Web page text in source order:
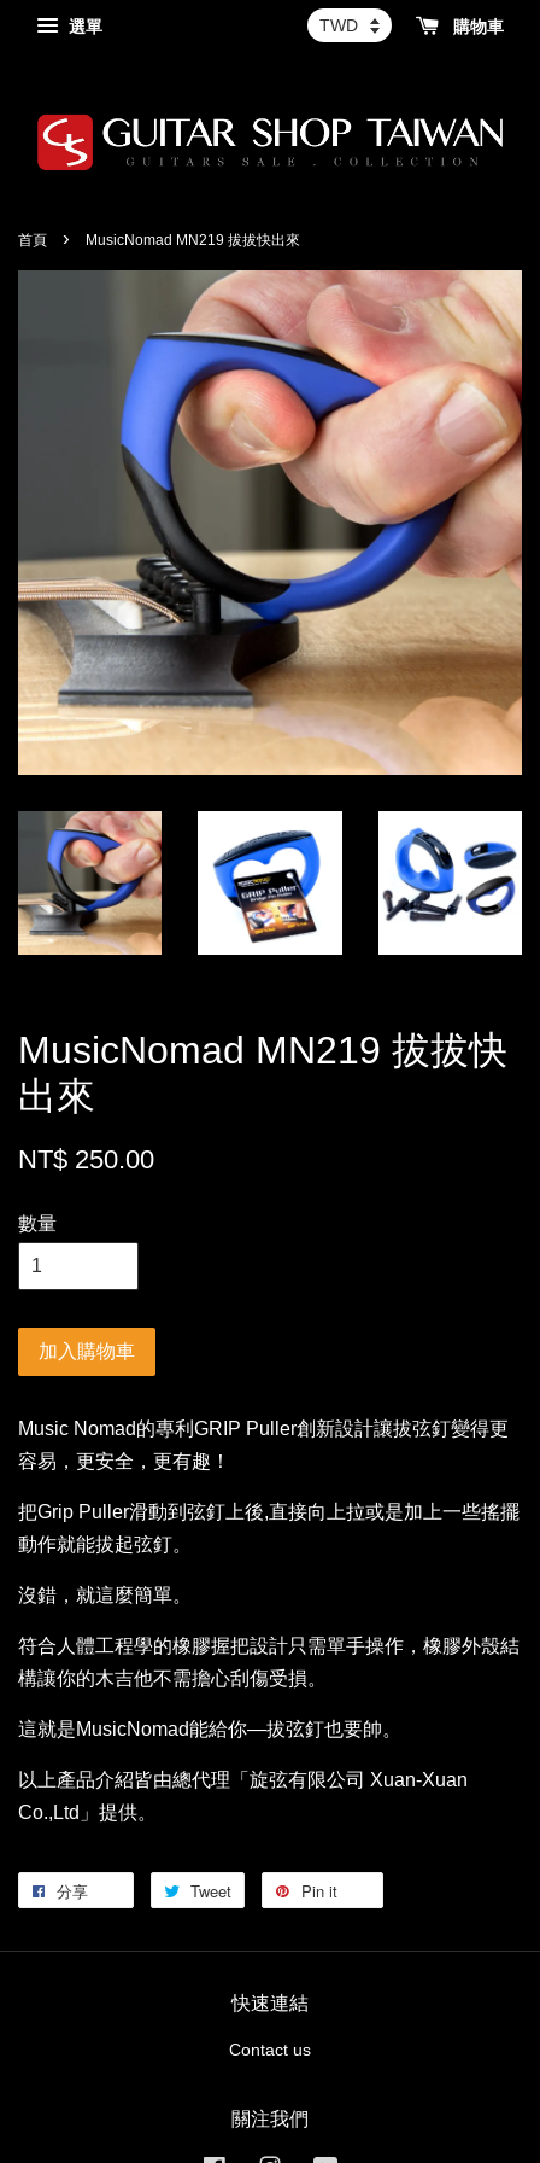
選單 購物車
首頁 › MusicNomad MN219 拔拔快出來
MusicNomad MN219 拔拔快
出來
NT$ 250.00
數量
加入購物車
Music Nomad的專利GRIP Puller創新設計讓拔弦釘變得更
容易，更安全，更有趣！
把Grip Puller滑動到弦釘上後,直接向上拉或是加上一些搖擺
動作就能拔起弦釘。
沒錯，就這麼簡單。
符合人體工程學的橡膠握把設計只需單手操作，橡膠外殼結
構讓你的木吉他不需擔心刮傷受損。
這就是MusicNomad能給你—拔弦釘也要帥。
以上產品介紹皆由總代理「旋弦有限公司 Xuan-Xuan
Co.,Ltd」提供。
分享 Tweet Pin it
快速連結
Contact us
關注我們